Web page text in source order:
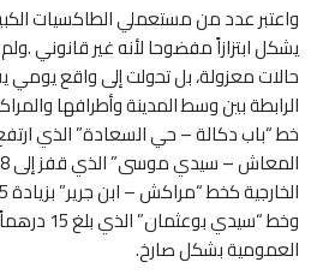
واعتبر عدد من مستعملي الطاكسيات
يشكل ابتزازاً مفضوحا لأنه غير قانوني
حالات معزولة، بل تحولت إلى واقع
الرابطة بين وسط المدينة وأطرافها
وخط “سيدي
العمومية بشكل صارخ.